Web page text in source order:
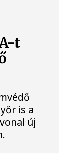
t
is a
új